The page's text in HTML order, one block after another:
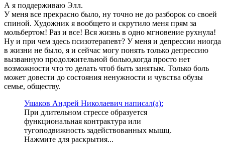
А я поддерживаю Элл.
У меня все прекрасно было, ну точно не до разборок со своей
спиной. Художник я вообщето и скрутило меня прям за
мольбертом! Раз и все! Вся жизнь в одно мгновение рухнула!
Ну и при чем здесь псизотерапевт? У меня и депрессии ниогда
в жизни не было, я и сейчас могу понять только депрессию
вызванную продолжительной болью,когда просто нет
возможности что то делать чтоб быть занятым. Только боль
может довести до состояния ненужности и чувства обузы
семье, обществу.
Ушаков Андрей Николаевич написал(а):
При длительном стрессе образуется
функциональная контрактура или
тугоподвижность задействованных мышц.
Нажмите для раскрытия...